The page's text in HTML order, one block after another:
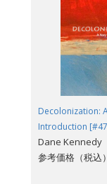
Decolonization:
Introduction
Dane Kennedy
参考価格（税込